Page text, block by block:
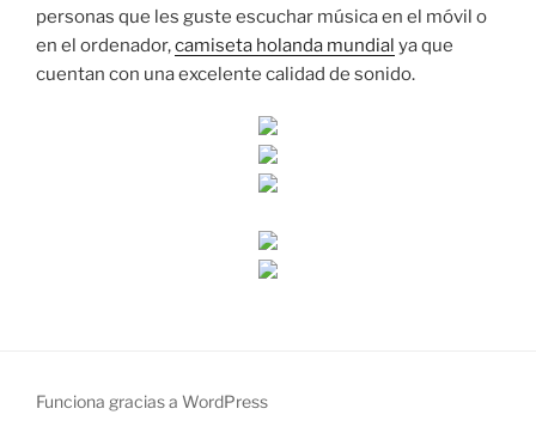
personas que les guste escuchar música en el móvil o
en el ordenador,camiseta holanda mundial ya que
cuentan con una excelente calidad de sonido.
Funciona gracias a WordPress